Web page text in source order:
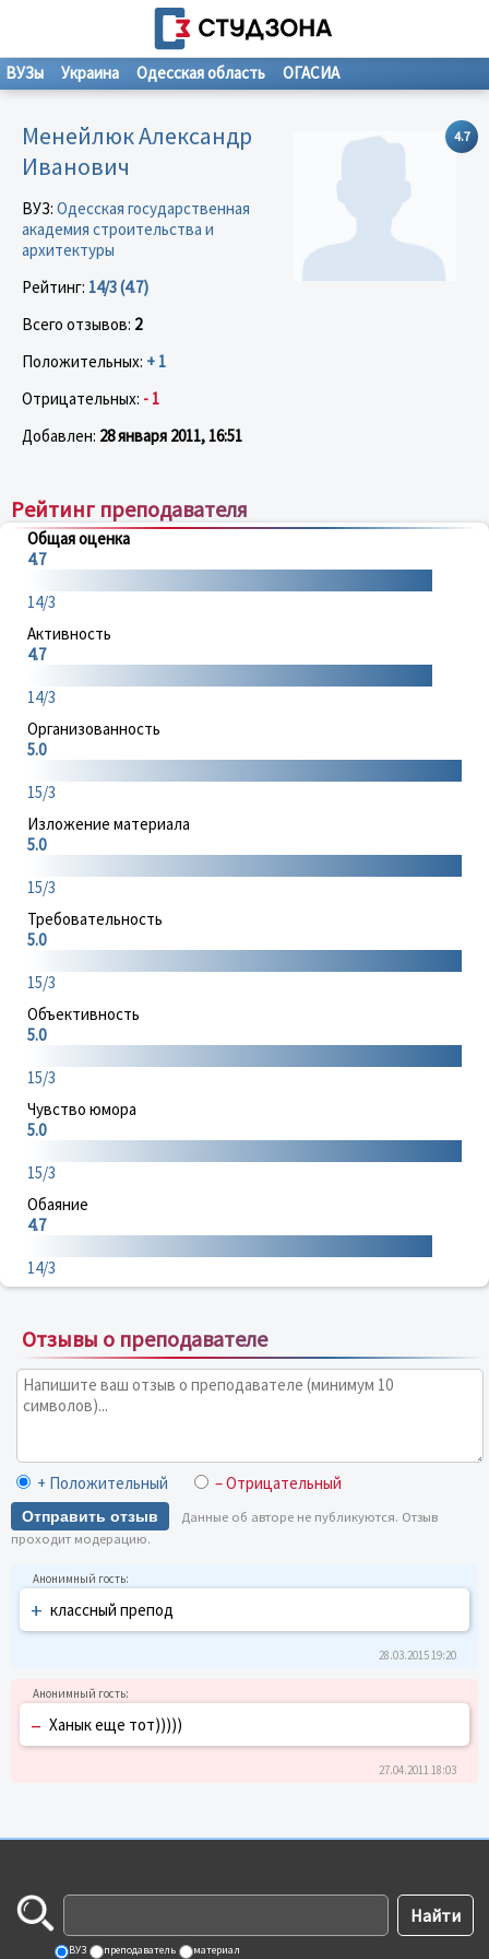
ВУЗы Украина Одесская область ОГАСИА
4.7
Менейлюк Александр
Иванович
ВУЗ: Одесская государственная
академия строительства и
архитектуры
Рейтинг: 14/3 (4.7)
Всего отзывов: 2
Положительных: + 1
Отрицательных: - 1
Добавлен: 28 января 2011, 16:51
Рейтинг преподавателя
Общая оценка
4.7
14/3
Активность
4.7
14/3
Организованность
5.0
15/3
Изложение материала
5.0
15/3
Требовательность
5.0
15/3
Объективность
5.0
15/3
Чувство юмора
5.0
15/3
Обаяние
4.7
14/3
Отзывы о преподавателе
+ Положительный – Отрицательный
Отправить отзыв
Данные об авторе не публикуются. Отзыв
проходит модерацию.
+ классный препод
28.03.2015 19:20
– Ханык еще тот)))))
27.04.2011 18:03
ВУЗ преподаватель материал